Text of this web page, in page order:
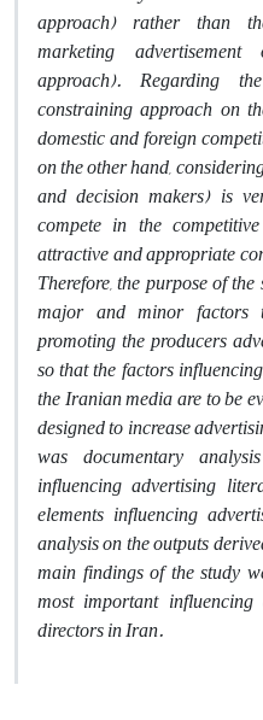
approach) rather than
marketing
approach). Regarding
constraining approach on
domestic and foreign
on the other hand,
and decision makers) is
compete in the
attractive and appropriate
Therefore, the purpose of
major and minor factors
promoting the producers
so that the factors
the Iranian media are to be
designed to increase
was documentary
influencing advertising
elements influencing
analysis on the outputs
main findings of the study
most important
directors in Iran.